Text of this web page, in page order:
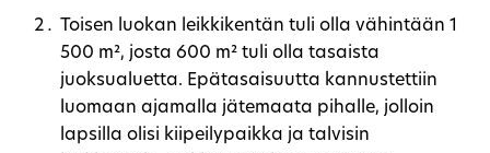
Toisen luokan leikkikentän tuli olla vähintään 1
500 m², josta 600 m² tuli olla tasaista
juoksualuetta. Epätasaisuutta kannustettiin
luomaan ajamalla jätemaata pihalle, jolloin
lapsilla olisi kiipeilypaikka ja talvisin